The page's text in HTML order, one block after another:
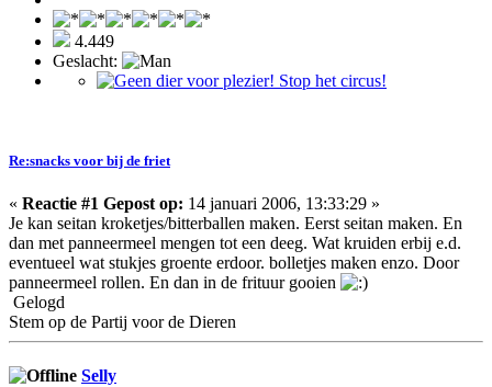
4.449
Geslacht:
Re:snacks voor bij de friet
« Reactie #1 Gepost op: 14 januari 2006, 13:33:29 »
Je kan seitan kroketjes/bitterballen maken. Eerst seitan maken. En
dan met panneermeel mengen tot een deeg. Wat kruiden erbij e.d.
eventueel wat stukjes groente erdoor. bolletjes maken enzo. Door
panneermeel rollen. En dan in de frituur gooien
Gelogd
Stem op de Partij voor de Dieren
Selly